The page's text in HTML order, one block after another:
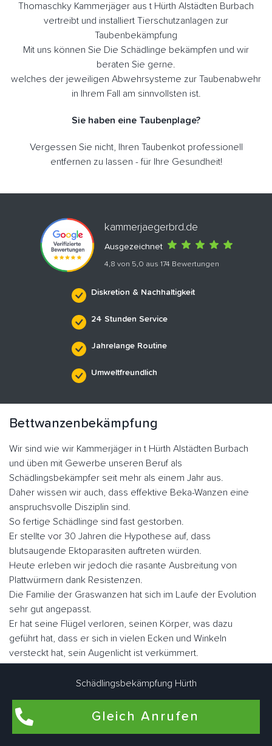
Thomaschky Kammerjäger aus t Hürth Alstädten Burbach
vertreibt und installiert Tierschutzanlagen zur
Taubenbekämpfung
Mit uns können Sie Die Schädlinge bekämpfen und wir
beraten Sie gerne.
welches der jeweiligen Abwehrsysteme zur Taubenabwehr
in Ihrem Fall am sinnvollsten ist.
Sie haben eine Taubenplage?
Vergessen Sie nicht, Ihren Taubenkot professionell
entfernen zu lassen - für Ihre Gesundheit!
kammerjaegerbrd.de
Ausgezeichnet
4,8 von 5,0 aus 174 Bewertungen
Diskretion & Nachhaltigkeit
24 Stunden Service
Jahrelange Routine
Umweltfreundlich
Bettwanzenbekämpfung
Wir sind wie wir Kammerjäger in t Hürth Alstädten Burbach
und üben mit Gewerbe unseren Beruf als
Schädlingsbekämpfer seit mehr als einem Jahr aus.
Daher wissen wir auch, dass effektive Beka-Wanzen eine
anspruchsvolle Disziplin sind.
So fertige Schädlinge sind fast gestorben.
Er stellte vor 30 Jahren die Hypothese auf, dass
blutsaugende Ektoparasiten auftreten würden.
Heute erleben wir jedoch die rasante Ausbreitung von
Plattwürmern dank Resistenzen.
Die Familie der Graswanzen hat sich im Laufe der Evolution
sehr gut angepasst.
Er hat seine Flügel verloren, seinen Körper, was dazu
geführt hat, dass er sich in vielen Ecken und Winkeln
versteckt hat, sein Augenlicht ist verkümmert.
Wenn Sie sie schnell betrachten, ähneln sie in Größe und
Es gibt ungefähr fünf Millionen Parasiten, wenn sie nüchtern
sind, aber sie können eine Größe von fast einem Zoll
Schädlingsbekämpfung Hürth
Gleich Anrufen